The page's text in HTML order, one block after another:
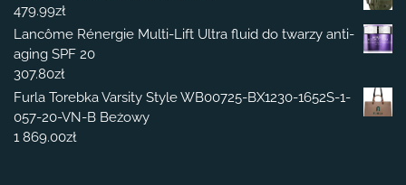
479.99zł
Lancôme Rénergie Multi-Lift Ultra fluid do twarzy anti-
aging SPF 20
307.80zł
Furla Torebka Varsity Style WB00725-BX1230-1652S-1-
057-20-VN-B Beżowy
1 869.00zł